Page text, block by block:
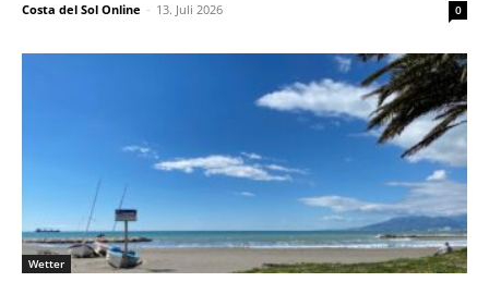
Costa del Sol Online - 13. Juli 2026 0
Wetter